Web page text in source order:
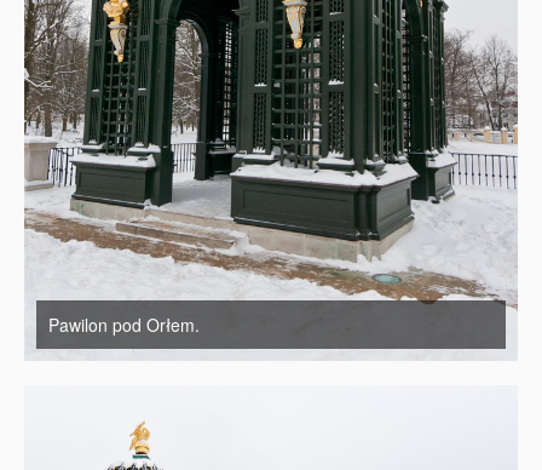
Pawilon pod Orłem.